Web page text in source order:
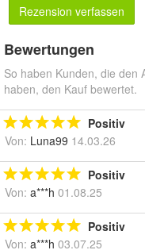
Rezension verfassen
Bewertungen
So haben Kunden, die den
haben, den Kauf bewertet.
Positiv
Von: Luna99 14.03.26
Positiv
Von: a***h 01.08.25
Positiv
Von: a***h 03.07.25